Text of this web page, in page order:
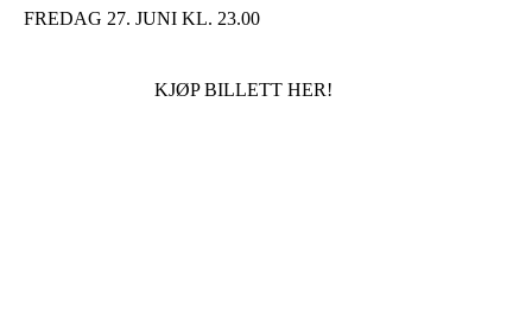
FREDAG 27. JUNI KL. 23.00
KJØP BILLETT HER!